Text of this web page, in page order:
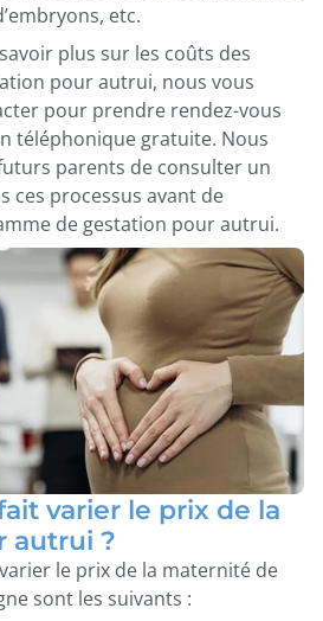
etc.
plus sur les coûts des
pour autrui, nous vous
pour prendre rendez-vous
téléphonique gratuite. Nous
parents de consulter un
ces processus avant de
de gestation pour autrui.
varier le prix de la
autrui ?
le prix de la maternité de
sont les suivants :